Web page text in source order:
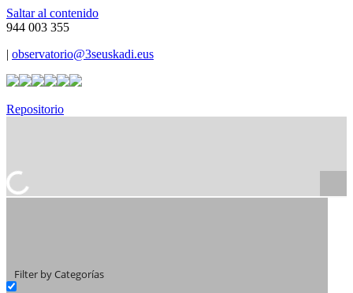
Saltar al contenido
944 003 355
| observatorio@3seuskadi.eus
Repositorio
Filter by Categorías